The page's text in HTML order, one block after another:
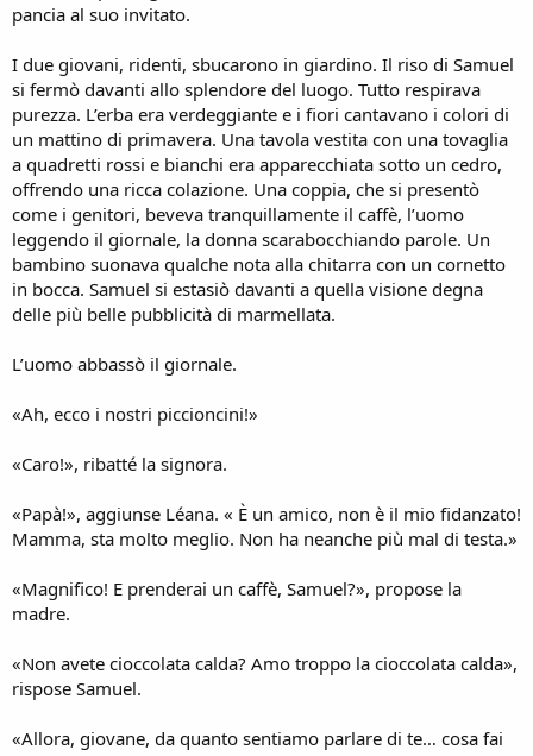
pancia al suo invitato.
I due giovani, ridenti, sbucarono in giardino. Il riso di Samuel
si fermò davanti allo splendore del luogo. Tutto respirava
purezza. L’erba era verdeggiante e i fiori cantavano i colori di
un mattino di primavera. Una tavola vestita con una tovaglia
a quadretti rossi e bianchi era apparecchiata sotto un cedro,
offrendo una ricca colazione. Una coppia, che si presentò
come i genitori, beveva tranquillamente il caffè, l’uomo
leggendo il giornale, la donna scarabocchiando parole. Un
bambino suonava qualche nota alla chitarra con un cornetto
in bocca. Samuel si estasiò davanti a quella visione degna
delle più belle pubblicità di marmellata.
L’uomo abbassò il giornale.
«Ah, ecco i nostri piccioncini!»
«Caro!», ribatté la signora.
«Papà!», aggiunse Léana. « È un amico, non è il mio fidanzato!
Mamma, sta molto meglio. Non ha neanche più mal di testa.»
«Magnifico! E prenderai un caffè, Samuel?», propose la
madre.
«Non avete cioccolata calda? Amo troppo la cioccolata calda»,
rispose Samuel.
«Allora, giovane, da quanto sentiamo parlare di te… cosa fai